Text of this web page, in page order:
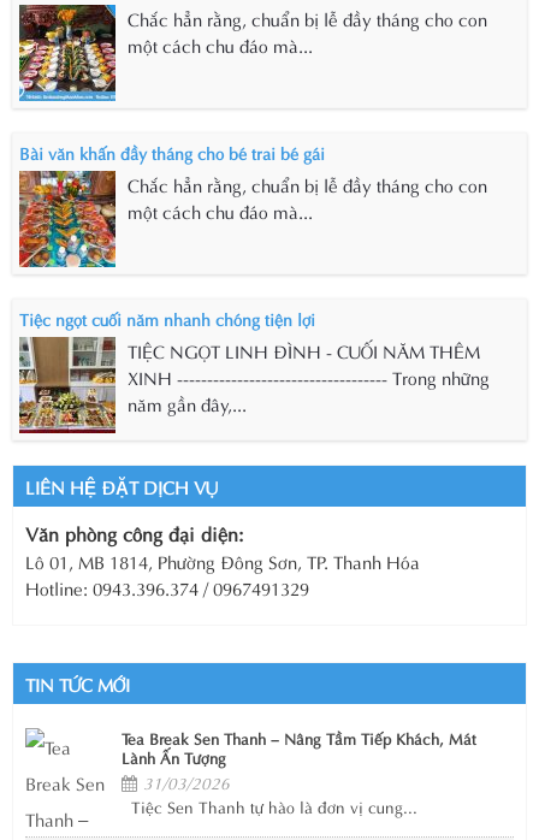
Chắc hẳn rằng, chuẩn bị lễ đầy tháng cho con
một cách chu đáo mà...
Bài văn khấn đầy tháng cho bé trai bé gái
Chắc hẳn rằng, chuẩn bị lễ đầy tháng cho con
một cách chu đáo mà...
Tiệc ngọt cuối năm nhanh chóng tiện lợi
TIỆC NGỌT LINH ĐÌNH - CUỐI NĂM THÊM
XINH ----------------------------------- Trong những
năm gần đây,...
LIÊN HỆ ĐẶT DỊCH VỤ
Văn phòng công đại diện:
Lô 01, MB 1814, Phường Đông Sơn, TP. Thanh Hóa
Hotline: 0943.396.374 / 0967491329
TIN TỨC MỚI
Tea Break Sen Thanh – Nâng Tầm Tiếp Khách, Mát
Lành Ấn Tượng
31/03/2026
Tiệc Sen Thanh tự hào là đơn vị cung...